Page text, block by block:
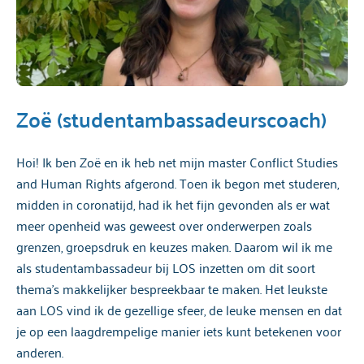
Zoë (studentambassadeurscoach)
Hoi! Ik ben Zoë en ik heb net mijn master Conflict Studies
and Human Rights afgerond. Toen ik begon met studeren,
midden in coronatijd, had ik het fijn gevonden als er wat
meer openheid was geweest over onderwerpen zoals
grenzen, groepsdruk en keuzes maken. Daarom wil ik me
als studentambassadeur bij LOS inzetten om dit soort
thema’s makkelijker bespreekbaar te maken. Het leukste
aan LOS vind ik de gezellige sfeer, de leuke mensen en dat
je op een laagdrempelige manier iets kunt betekenen voor
anderen.